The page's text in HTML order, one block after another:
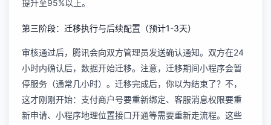
提升至95%以上。
第三阶段：迁移执行与后续配置（预计1-3天）
审核通过后，腾讯会向双方管理员发送确认通知。双方在24
小时内确认后，数据开始迁移。注意，迁移期间小程序会暂
停服务（通常几小时）。迁移完成后，你以为结束了？不，
这才刚刚开始：支付商户号要重新绑定、客服消息权限要重
新申请、 小程序地理位置接口开通等需要重新走流程。这些